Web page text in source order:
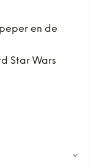
en de
Star Wars
⌄